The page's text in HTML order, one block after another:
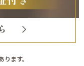
ます。